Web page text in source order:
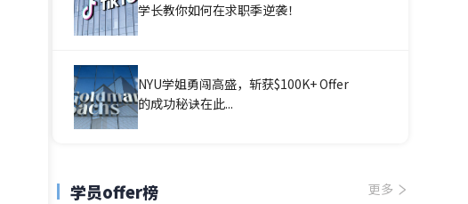
学长教你如何在求职季逆袭！
NYU学姐勇闯高盛，斩获$100K+ Offer
的成功秘诀在此...
学员offer榜 更多